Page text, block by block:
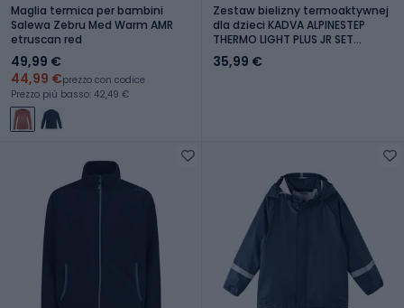
Maglia termica per bambini
Salewa Zebru Med Warm AMR
etruscan red
49,99 €
44,99 €prezzo con codice
Prezzo più basso: 42,49 €
Zestaw bielizny termoaktywnej
dla dzieci KADVA ALPINESTEP
THERMO LIGHT PLUS JR SET
pomarańczowy
35,99 €